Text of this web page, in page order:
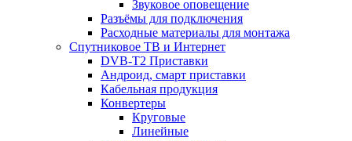
Звуковое оповещение
Разъёмы для подключения
Расходные материалы для монтажа
Спутниковое ТВ и Интернет
DVB-Т2 Приставки
Андроид, смарт приставки
Кабельная продукция
Конвертеры
Круговые
Линейные